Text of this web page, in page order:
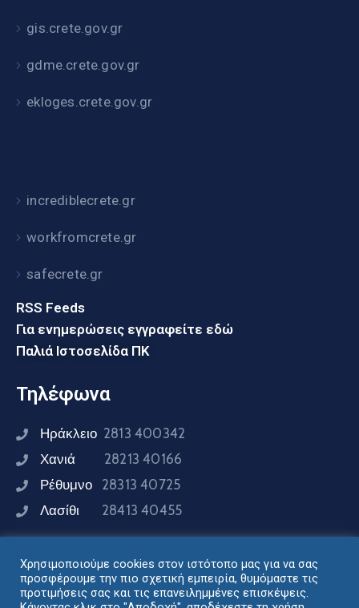
gis.crete.gov.gr
gdme.crete.gov.gr
ekloges.crete.gov.gr
incrediblecrete.gr
workfromcrete.gr
safecrete.gr
RSS Feeds
Για ενημερώσεις εγγραφείτε εδώ
Παλιά Ιστοσελίδα ΠΚ
Τηλέφωνα
Ηράκλειο 2813 400342
Χανιά 28213 40166
Ρέθυμνο 28313 40725
Λασίθι 28413 40455
Συνδεθείτε μαζί μας
Χρησιμοποιούμε cookies στον ιστότοπο μας για να σας
προσφέρουμε την πιο σχετική εμπειρία, θυμόμαστε τις
προτιμήσεις σας και τις επανειλημμένες επισκέψεις.